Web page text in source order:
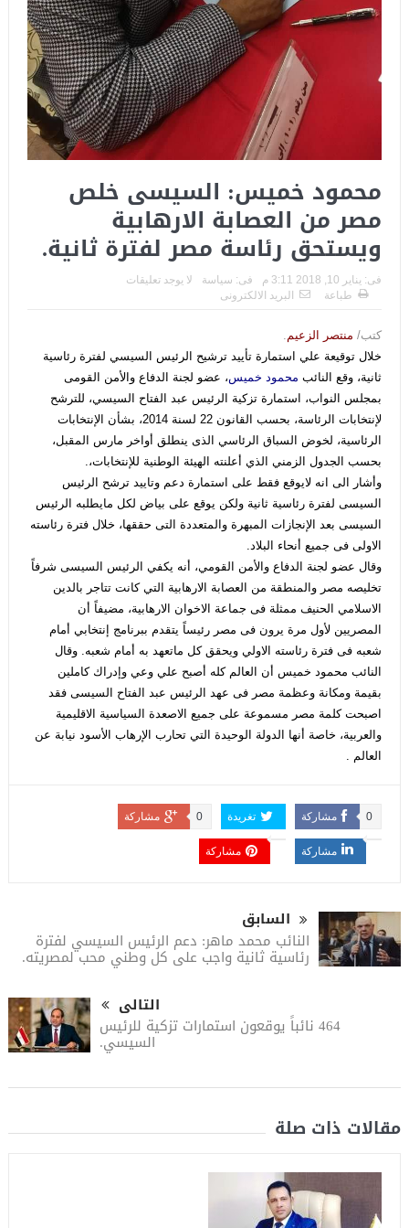
محمود خميس: السيسى خلص
مصر من العصابة الارهابية
ويستحق رئاسة مصر لفترة ثانية.
فى: يناير 10, 2018 3:11 م فى: سياسة
لا يوجد تعليقات
طباعة
البريد الالكترونى
كتب/ منتصر الزعيم.
خلال توقيعة علي استمارة تأييد ترشيح الرئيس السيسي لفترة رئاسية
ثانية، وقع النائب محمود خميس، عضو لجنة الدفاع والأمن القومى
بمجلس النواب، استمارة تزكية الرئيس عبد الفتاح السيسي، للترشح
لإنتخابات الرئاسة، بحسب القانون 22 لسنة 2014، بشأن الإنتخابات
الرئاسية، لخوض السباق الرئاسي الذى ينطلق أواخر مارس المقبل،
بحسب الجدول الزمني الذي أعلنته الهيئة الوطنية للإنتخابات،.
وأشار الى انه لايوقع فقط على استمارة دعم وتاييد ترشح الرئيس
السيسى لفترة رئاسية ثانية ولكن يوقع على بياض لكل مايطلبه الرئيس
السيسى بعد الإنجازات المبهرة والمتعددة التى حققها، خلال فترة رئاسته
الاولى فى جميع أنحاء البلاد.
وقال عضو لجنة الدفاع والأمن القومي، أنه يكفي الرئيس السيسى شرفاً
تخليصه مصر والمنطقة من العصابة الارهابية التي كانت تتاجر بالدين
الاسلامي الحنيف ممثلة فى جماعة الاخوان الارهابية، مضيفاً أن
المصريين لأول مرة يرون فى مصر رئيساً يتقدم ببرنامج إنتخابي أمام
شعبه فى فترة رئاسته الاولي ويحقق كل ماتعهد به أمام شعبه. وقال
النائب محمود خميس أن العالم كله أصبح علي وعي وإدراك كاملين
بقيمة ومكانة وعظمة مصر فى عهد الرئيس عبد الفتاح السيسى فقد
اصبحت كلمة مصر مسموعة على جميع الاصعدة السياسية الاقليمية
والعربية، خاصة أنها الدولة الوحيدة التي تحارب الإرهاب الأسود نيابة عن
العالم .
مشاركة 0 تغريدة مشاركة 0
مشاركة مشاركة
السابق
النائب محمد ماهر: دعم الرئيس السيسي لفترة
رئاسية ثانية واجب على كل وطني محب لمصريته.
التالى
464 نائباً يوقعون استمارات تزكية للرئيس
السيسي.
مقالات ذات صلة